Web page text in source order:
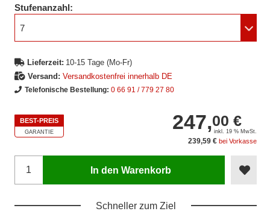
Stufenanzahl:
7
Lieferzeit: 10-15 Tage (Mo-Fr)
Versand: Versandkostenfrei innerhalb DE
Telefonische Bestellung: 0 66 91 / 779 27 80
BEST-PREIS
GARANTIE 247,00 €
inkl. 19 % MwSt.
239,59 € bei Vorkasse
In den Warenkorb
Schneller zum Ziel